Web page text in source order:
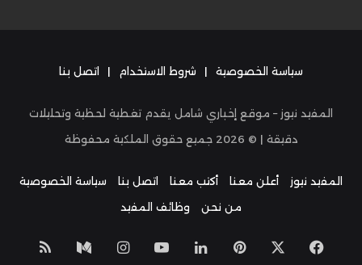
سياسة الخصوصية | شروط الاستخدام | اتصل بنا
المفيد نيوز – موقع إخباري شامل يقدم تغطية لحظية وتحليلات
دقيقة | © 2026 جميع حقوق الملكية محفوظة
المفيد نيوز أعلن معنا أكتب معنا اتصل بنا
سياسة الخصوصية
من نحن
وظائف المفيد
فيسبوك بينتيريست
لينكدإن‫YouTube
انستقراموسط